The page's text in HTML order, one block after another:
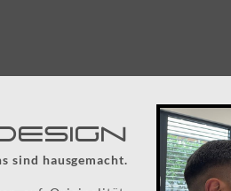
sind hausgemacht.